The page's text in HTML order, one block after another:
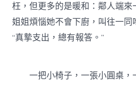
枉，但更多的是暖和：鄰人端來
姐姐煩惱她不會下廚，叫往一同
“真摯支出，總有報答。”
一把小椅子，一張小圓桌，